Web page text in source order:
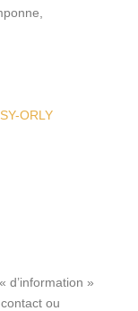
ORLY
d’information »
ou